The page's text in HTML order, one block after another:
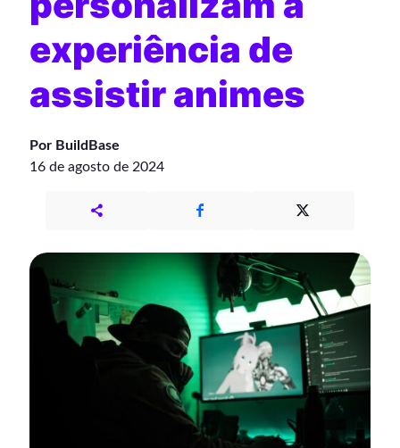
experiência de
assistir animes
Por BuildBase
16 de agosto de 2024